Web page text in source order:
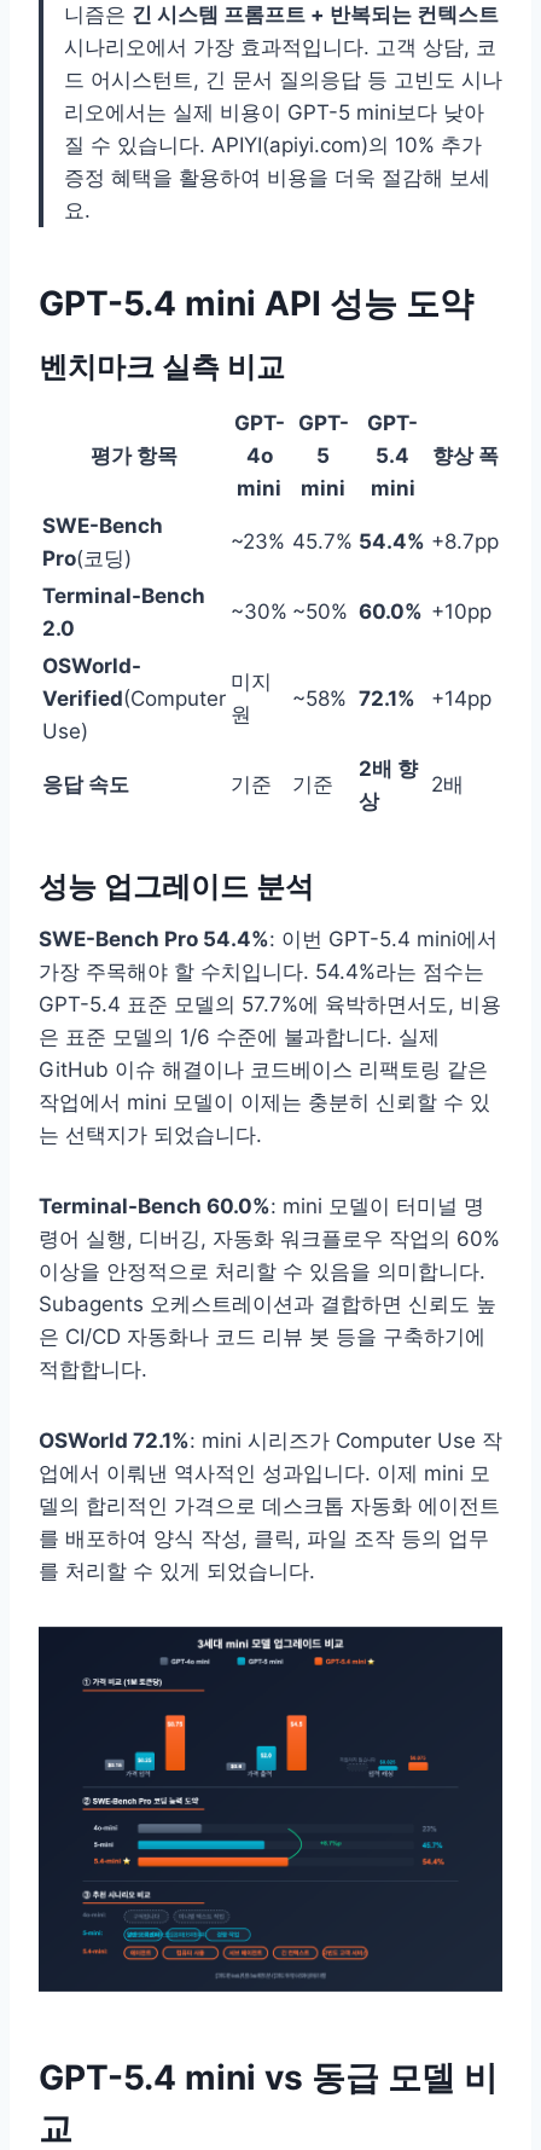
니즘은 긴 시스템 프롬프트 + 반복되는 컨텍스트
시나리오에서 가장 효과적입니다. 고객 상담, 코
드 어시스턴트, 긴 문서 질의응답 등 고빈도 시나
리오에서는 실제 비용이 GPT-5 mini보다 낮아
질 수 있습니다. APIYI(apiyi.com)의 10% 추가
증정 혜택을 활용하여 비용을 더욱 절감해 보세
요.
GPT-5.4 mini API 성능 도약
벤치마크 실측 비교
평가 항목
GPT-
4o
mini
GPT-
5
mini
GPT-
5.4
mini
향상 폭
SWE-Bench
Pro(코딩)
~23% 45.7% 54.4% +8.7pp
Terminal-Bench
2.0
~30% ~50% 60.0% +10pp
OSWorld-
Verified(Computer
Use)
미지
원
~58% 72.1% +14pp
응답 속도 기준 기준
2배 향
상
2배
성능 업그레이드 분석
SWE-Bench Pro 54.4%: 이번 GPT-5.4 mini에서
가장 주목해야 할 수치입니다. 54.4%라는 점수는
GPT-5.4 표준 모델의 57.7%에 육박하면서도, 비용
은 표준 모델의 1/6 수준에 불과합니다. 실제
GitHub 이슈 해결이나 코드베이스 리팩토링 같은
작업에서 mini 모델이 이제는 충분히 신뢰할 수 있
는 선택지가 되었습니다.
Terminal-Bench 60.0%: mini 모델이 터미널 명
령어 실행, 디버깅, 자동화 워크플로우 작업의 60%
이상을 안정적으로 처리할 수 있음을 의미합니다.
Subagents 오케스트레이션과 결합하면 신뢰도 높
은 CI/CD 자동화나 코드 리뷰 봇 등을 구축하기에
적합합니다.
OSWorld 72.1%: mini 시리즈가 Computer Use 작
업에서 이뤄낸 역사적인 성과입니다. 이제 mini 모
델의 합리적인 가격으로 데스크톱 자동화 에이전트
를 배포하여 양식 작성, 클릭, 파일 조작 등의 업무
를 처리할 수 있게 되었습니다.
GPT-5.4 mini vs 동급 모델 비
교